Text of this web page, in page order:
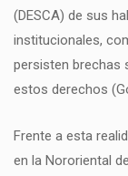
(DESCA) de sus
institucionales,
persisten brechas
estos derechos
Frente a esta
en la Nororiental